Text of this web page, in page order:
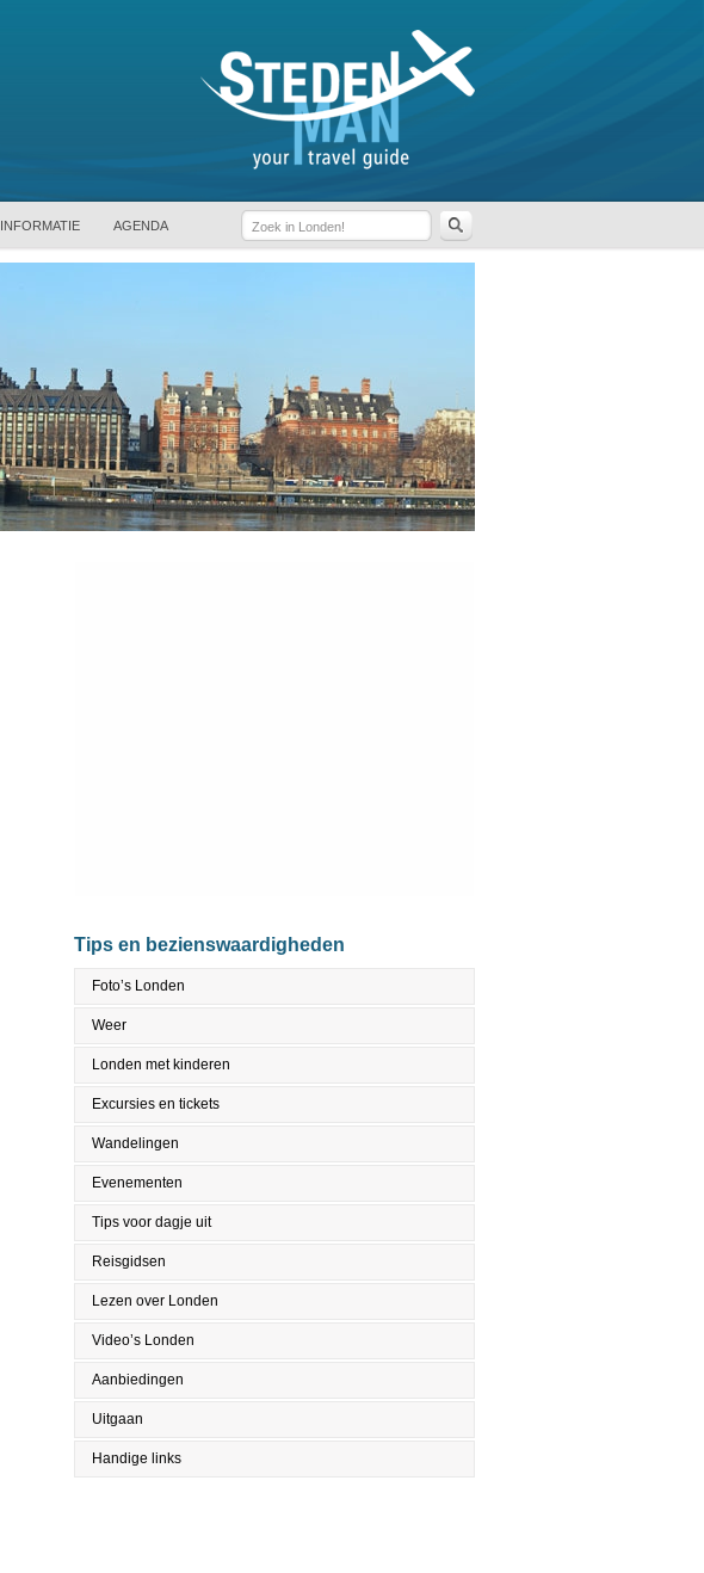
INFORMATIE AGENDA
Tips en bezienswaardigheden
Foto’s Londen
Weer
Londen met kinderen
Excursies en tickets
Wandelingen
Evenementen
Tips voor dagje uit
Reisgidsen
Lezen over Londen
Video’s Londen
Aanbiedingen
Uitgaan
Handige links